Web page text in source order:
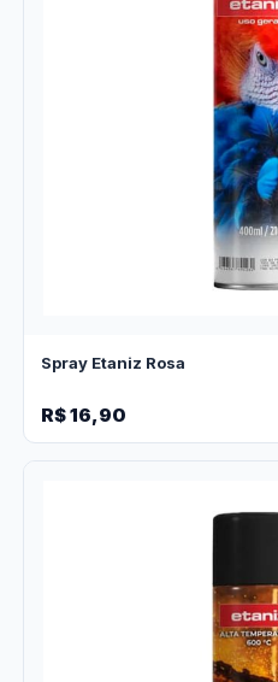
Spray Etaniz Rosa
R$ 16,90